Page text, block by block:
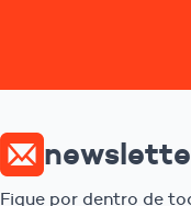
Fique por dentro de